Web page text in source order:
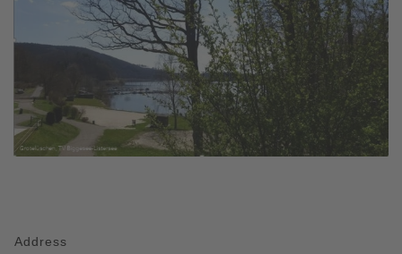
Address